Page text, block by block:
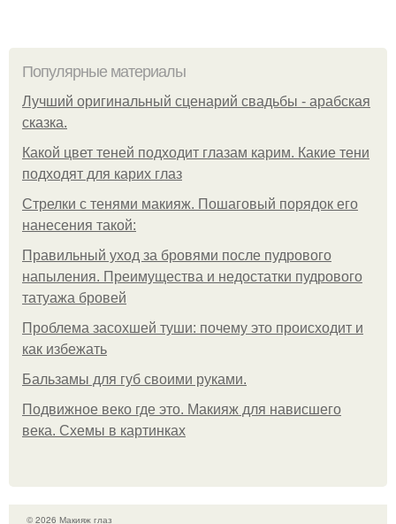
Популярные материалы
Лучший оригинальный сценарий свадьбы - арабская
сказка.
Какой цвет теней подходит глазам карим. Какие тени
подходят для карих глаз
Стрелки с тенями макияж. Пошаговый порядок его
нанесения такой:
Правильный уход за бровями после пудрового
напыления. Преимущества и недостатки пудрового
татуажа бровей
Проблема засохшей туши: почему это происходит и
как избежать
Бальзамы для губ своими руками.
Подвижное веко где это. Макияж для нависшего
века. Схемы в картинках
© 2026 Макияж глаз